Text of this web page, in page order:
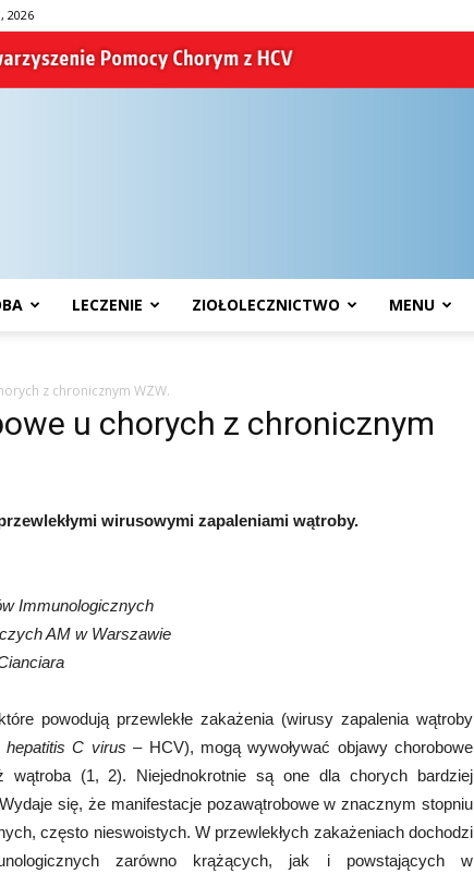
2026
LECZENIE ZIOŁOLECZNICTWO MENU
z chronicznym WZW.
u chorych z chronicznym
wirusowymi zapaleniami wątroby.
Immunologicznych
AM w Warszawie
powodują przewlekłe zakażenia (wirusy zapalenia wątroby
hepatitis C virus – HCV), mogą wywoływać objawy chorobowe
wątroba (1, 2). Niejednokrotnie są one dla chorych bardziej
się, że manifestacje pozawątrobowe w znacznym stopniu
często nieswoistych. W przewlekłych zakażeniach dochodzi
zarówno krążących, jak i powstających w